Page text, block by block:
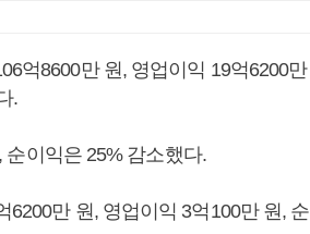
억8600만 원, 영업이익 19억6200만
.
이익은 25% 감소했다.
만 원, 영업이익 3억100만 원, 순